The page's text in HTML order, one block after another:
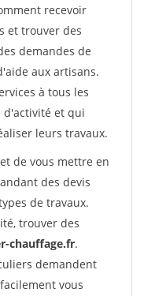
recevoir
et trouver des
demandes de
aux artisans.
à tous les
d'activité et qui
leurs travaux.
de vous mettre en
des devis
de travaux.
trouver des
chauffage.fr.
demandent
vous